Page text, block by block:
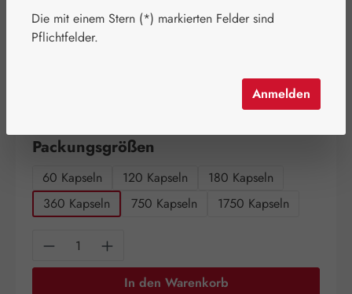
Regulärer Preis:
136,10 €
Inhalt:0.231 Kilogramm
Packungsgrößen
60 Kapseln 120 Kapseln
180 Kapseln
360 Kapseln
750 Kapseln 1750 Kapseln
Produkt Anzahl: Gib den gewünschten
In den Warenkorb
Die mit einem Stern (*) markierten Felder sind
Pflichtfelder.
Anmelden